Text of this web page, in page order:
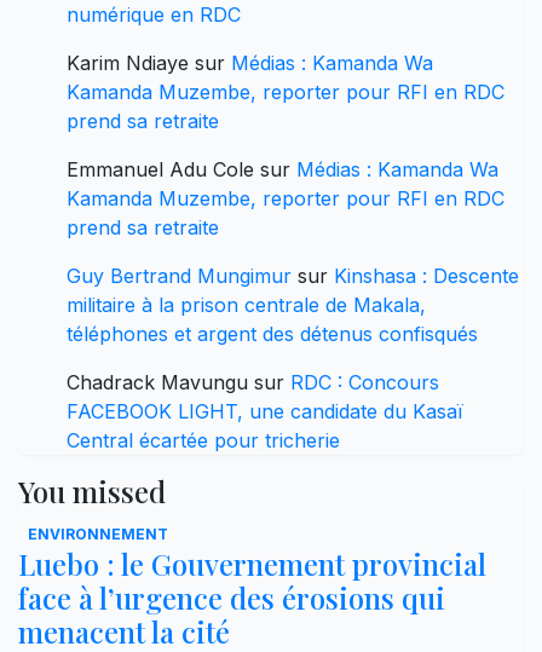
numérique en RDC
Karim Ndiaye sur Médias : Kamanda Wa
Kamanda Muzembe, reporter pour RFI en RDC
prend sa retraite
Emmanuel Adu Cole sur Médias : Kamanda Wa
Kamanda Muzembe, reporter pour RFI en RDC
prend sa retraite
Guy Bertrand Mungimur sur Kinshasa : Descente
militaire à la prison centrale de Makala,
téléphones et argent des détenus confisqués
Chadrack Mavungu sur RDC : Concours
FACEBOOK LIGHT, une candidate du Kasaï
Central écartée pour tricherie
You missed
ENVIRONNEMENT
Luebo : le Gouvernement provincial
face à l’urgence des érosions qui
menacent la cité